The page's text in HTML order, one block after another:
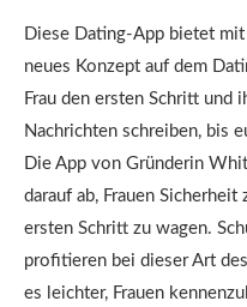
Diese Dating-App bietet
neues Konzept auf dem
Frau den ersten Schritt
Nachrichten schreiben, bis
Die App von Gründerin
darauf ab, Frauen
ersten Schritt zu wagen.
profitieren bei dieser Art
es leichter, Frauen